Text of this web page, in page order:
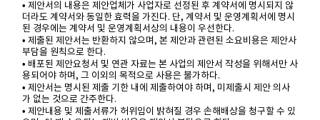
• 제안서의 내용은 제안업체가 사업자로 선정된 후 계약서에 명시되지 않
더라도 계약서와 동일한 효력을 가진다. 단, 계약서 및 운영계획서에 명시
된 경우에는 계약서 및 운영계획서상의 내용이 우선한다.
• 제출된 제안서는 반환하지 않으며, 본 제안과 관련된 소요비용은 제안사
부담을 원칙으로 한다.
• 배포된 제안요청서 및 연관 자료는 본 사업의 제안서 작성을 위해서만 사
용되어야 하며, 그 이외의 목적으로 사용은 불가하다.
• 제안서는 명시된 제출 기한 내에 제출하여야 하며, 미제출시 제안 의사
가 없는 것으로 간주한다.
• 제안내용 및 제출서류가 허위임이 밝혀질 경우 손해배상을 청구할 수 있